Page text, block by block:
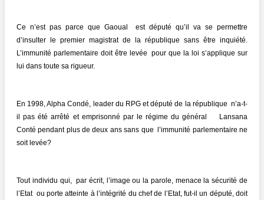
Ce n’est pas parce que Gaoual est député qu’il va se permettre
d’insulter le premier magistrat de la république sans être inquiété.
L’immunité parlementaire doit être levée pour que la loi s’applique sur
lui dans toute sa rigueur.
En 1998, Alpha Condé, leader du RPG et député de la république n’a-t-
il pas été arrêté et emprisonné par le régime du général Lansana
Conté pendant plus de deux ans sans que l’immunité parlementaire ne
soit levée?
Tout individu qui, par écrit, l’image ou la parole, menace la sécurité de
l’Etat ou porte atteinte à l’intégrité du chef de l’Etat, fut-il un député, doit